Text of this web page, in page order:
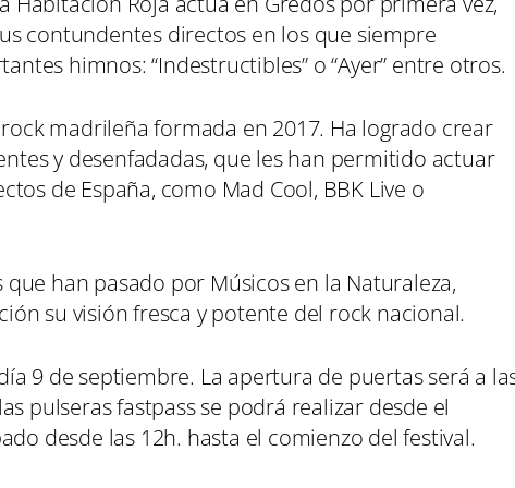
contundentes directos en los que siempre
himnos: “Indestructibles” o “Ayer” entre otros.
madrileña formada en 2017. Ha logrado crear
y desenfadadas, que les han permitido actuar
de España, como Mad Cool, BBK Live o
han pasado por Músicos en la Naturaleza,
su visión fresca y potente del rock nacional.
9 de septiembre. La apertura de puertas será a
pulseras fastpass se podrá realizar desde el
desde las 12h. hasta el comienzo del festival.